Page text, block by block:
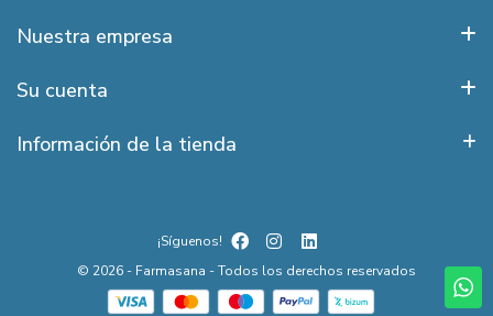
Nuestra empresa
Su cuenta
Información de la tienda
© 2026 - Farmasana - Todos los derechos reservados
¡Síguenos!